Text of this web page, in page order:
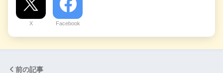
X Facebook
前の記事